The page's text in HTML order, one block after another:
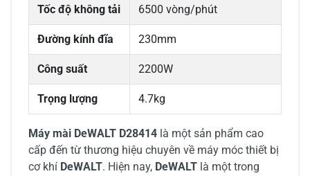
Tốc độ không tải 6500 vòng/phút
Đường kính đĩa 230mm
Công suất 2200W
Trọng lượng 4.7kg
Máy mài DeWALT D28414 là một sản phẩm cao
cấp đến từ thương hiệu chuyên về máy móc thiết bị
cơ khí DeWALT. Hiện nay, DeWALT là một trong